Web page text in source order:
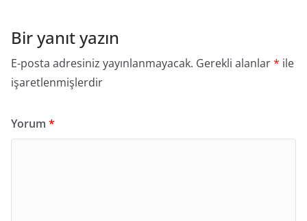
Bir yanıt yazın
E-posta adresiniz yayınlanmayacak. Gerekli alanlar* ile
işaretlenmişlerdir
Yorum *